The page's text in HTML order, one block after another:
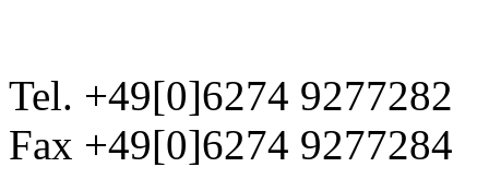
Tel. +49[0]6274 9277282
Fax +49[0]6274 9277284